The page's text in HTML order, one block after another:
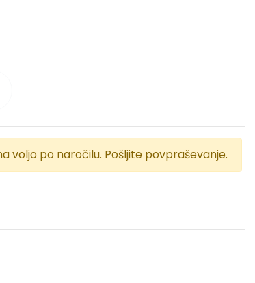
voljo po naročilu. Pošljite povpraševanje.